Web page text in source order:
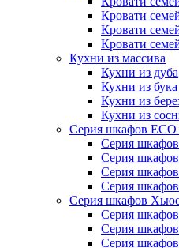
Кровати
Кровати
Кровати
Кухни из массива
Кухни из дуба
Кухни из бука
Кухни из
Кухни из
Серия шкафов ECO
Серия
Серия шкафов
Серия
Серия
Серия шкафов
Серия
Серия
Серия